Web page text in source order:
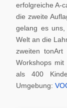
erfolgreiche A-
die zweite
gelang es
Welt an die
zweiten tonArt
Workshops
als 400
Umgebung: